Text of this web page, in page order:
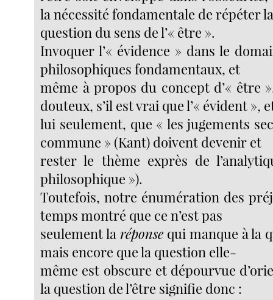
la nécessité fondamentale de répéter
question du sens de l’« être ».
Invoquer l’« évidence » dans le
philosophiques fondamentaux, et
même à propos du concept d’« être
douteux, s’il est vrai que l’« évident »,
lui seulement, que « les jugements
commune » (Kant) doivent devenir et
rester le thème exprès de
philosophique »).
Toutefois, notre énumération des
temps montré que ce n’est pas
seulement la réponse qui manque à la
mais encore que la question elle-
même est obscure et dépourvue
la question de l’être signifie donc :